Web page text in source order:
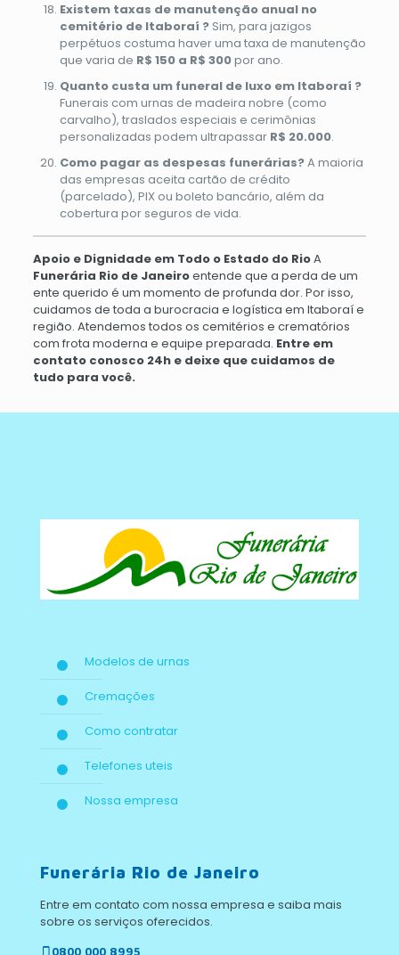
Existem taxas de manutenção anual no
cemitério de Itaboraí ?Sim, para jazigos
perpétuos costuma haver uma taxa de manutenção
que varia de R$ 150 a R$ 300por ano.
Quanto custa um funeral de luxo em Itaboraí ?
Funerais com urnas de madeira nobre (como
carvalho), traslados especiais e cerimônias
personalizadas podem ultrapassar R$ 20.000.
Como pagar as despesas funerárias?A maioria
das empresas aceita cartão de crédito
(parcelado), PIX ou boleto bancário, além da
cobertura por seguros de vida.
Apoio e Dignidade em Todo o Estado do RioA
Funerária Rio de Janeiroentende que a perda de um
ente querido é um momento de profunda dor. Por isso,
cuidamos de toda a burocracia e logística em Itaboraí e
região. Atendemos todos os cemitérios e crematórios
com frota moderna e equipe preparada. Entre em
contato conosco 24h e deixe que cuidamos de
tudo para você.
Modelos de urnas
Cremações
Como contratar
Telefones uteis
Nossa empresa
Funerária Rio de Janeiro
Entre em contato com nossa empresa e saiba mais
sobre os serviços oferecidos.
0800 000 8995